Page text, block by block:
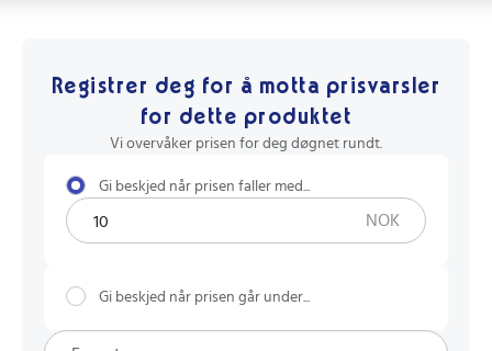
Registrer deg for å motta prisvarsler
for dette produktet
Vi overvåker prisen for deg døgnet rundt.
Gi beskjed når prisen faller med...
NOK
Gi beskjed når prisen går under...